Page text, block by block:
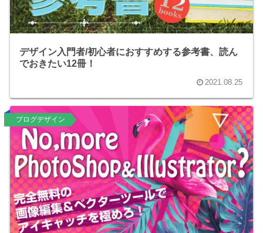
デザイン入門者/初心者におすすめする参考書、読ん
でおきたい12冊！
2021.08.25
ブログデザイン